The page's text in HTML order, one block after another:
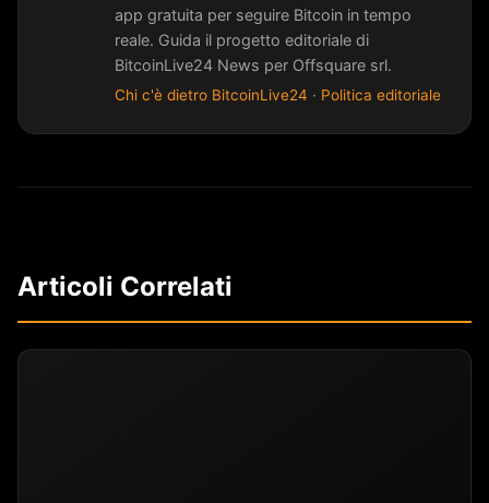
app gratuita per seguire Bitcoin in tempo
reale. Guida il progetto editoriale di
BitcoinLive24 News per Offsquare srl.
Chi c'è dietro BitcoinLive24 · Politica editoriale
Articoli Correlati